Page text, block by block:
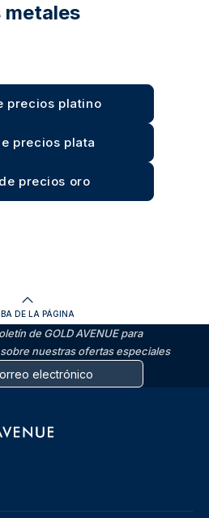
precios oro
precios plata
precios platino
DE LA PÁGINA
de GOLD AVENUE para
nuestras ofertas especiales